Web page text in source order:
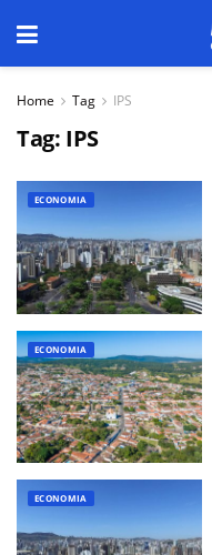
Home Tag IPS
Tag: IPS
ECONOMIA
ECONOMIA
ECONOMIA